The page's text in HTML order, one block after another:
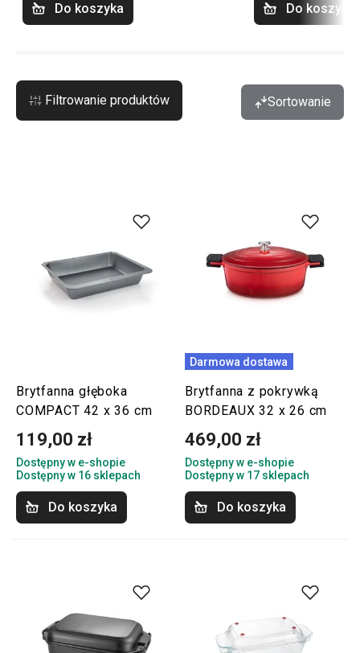
Do koszyka Do koszyka
Filtrowanie produktów Sortowanie
Brytfanna głęboka
COMPACT 42 x 36 cm
119,00 zł
Dostępny w e-shopie
Dostępny w 16 sklepach
Do koszyka
Darmowa dostawa
Brytfanna z pokrywką
BORDEAUX 32 x 26 cm
469,00 zł
Dostępny w e-shopie
Dostępny w 17 sklepach
Do koszyka